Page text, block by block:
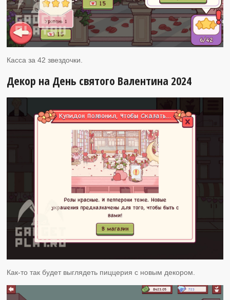
Касса за 42 звездочки.
Декор на День святого Валентина 2024
Как-то так будет выглядеть пиццерия с новым декором.